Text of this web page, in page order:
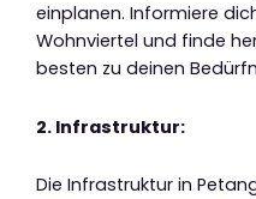
einplanen. Informiere
Wohnviertel und finde
besten zu deinen
2. Infrastruktur:
Die Infrastruktur in